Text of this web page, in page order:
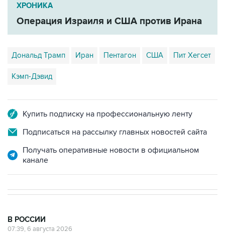
ХРОНИКА
Операция Израиля и США против Ирана
Дональд Трамп Иран Пентагон США Пит Хегсет
Кэмп-Дэвид
Купить подписку на профессиональную ленту
Подписаться на рассылку главных новостей сайта
Получать оперативные новости в официальном
канале
В РОССИИ
07:39, 6 августа 2026